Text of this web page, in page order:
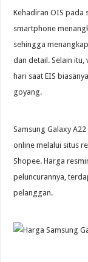
Kehadiran OIS pada
smartphone
sehingga
dan detail. Selain
hari saat EIS
goyang.
Samsung Galaxy
online melalui situs
Shopee. Harga
peluncurannya,
pelanggan.